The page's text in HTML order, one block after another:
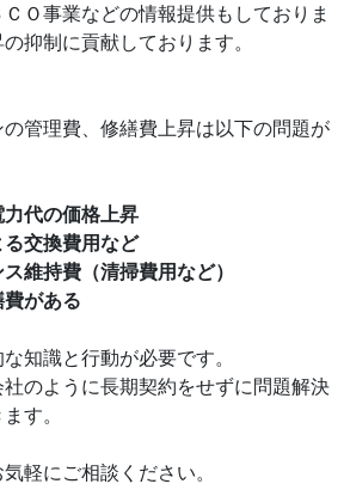
Ｏ事業などの情報提供もしておりま
抑制に貢献しております。
管理費、修繕費上昇は以下の問題が
代の価格上昇
交換費用など
維持費（清掃費用など）
がある
知識と行動が必要です。
のように長期契約をせずに問題解決
す。
軽にご相談ください。